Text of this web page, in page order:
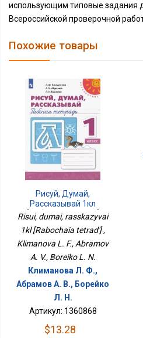
использующим типовые задания
Всероссийской проверочной
Похожие товары
Рисуй, Думай,
Рассказывай 1кл
[Рабочая Тетрадь]
Risui, dumai, rasskazyvai
1kl [Rabochaia tetrad'] ,
Klimanova L. F., Abramov
A. V., Boreiko L. N.
Климанова Л. Ф.,
Абрамов А. В., Борейко
Л. Н.
Артикул: 1360868
$13.28